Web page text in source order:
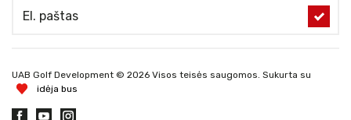
UAB Golf Development © 2026 Visos teisės saugomos. Sukurta su
idėja bus